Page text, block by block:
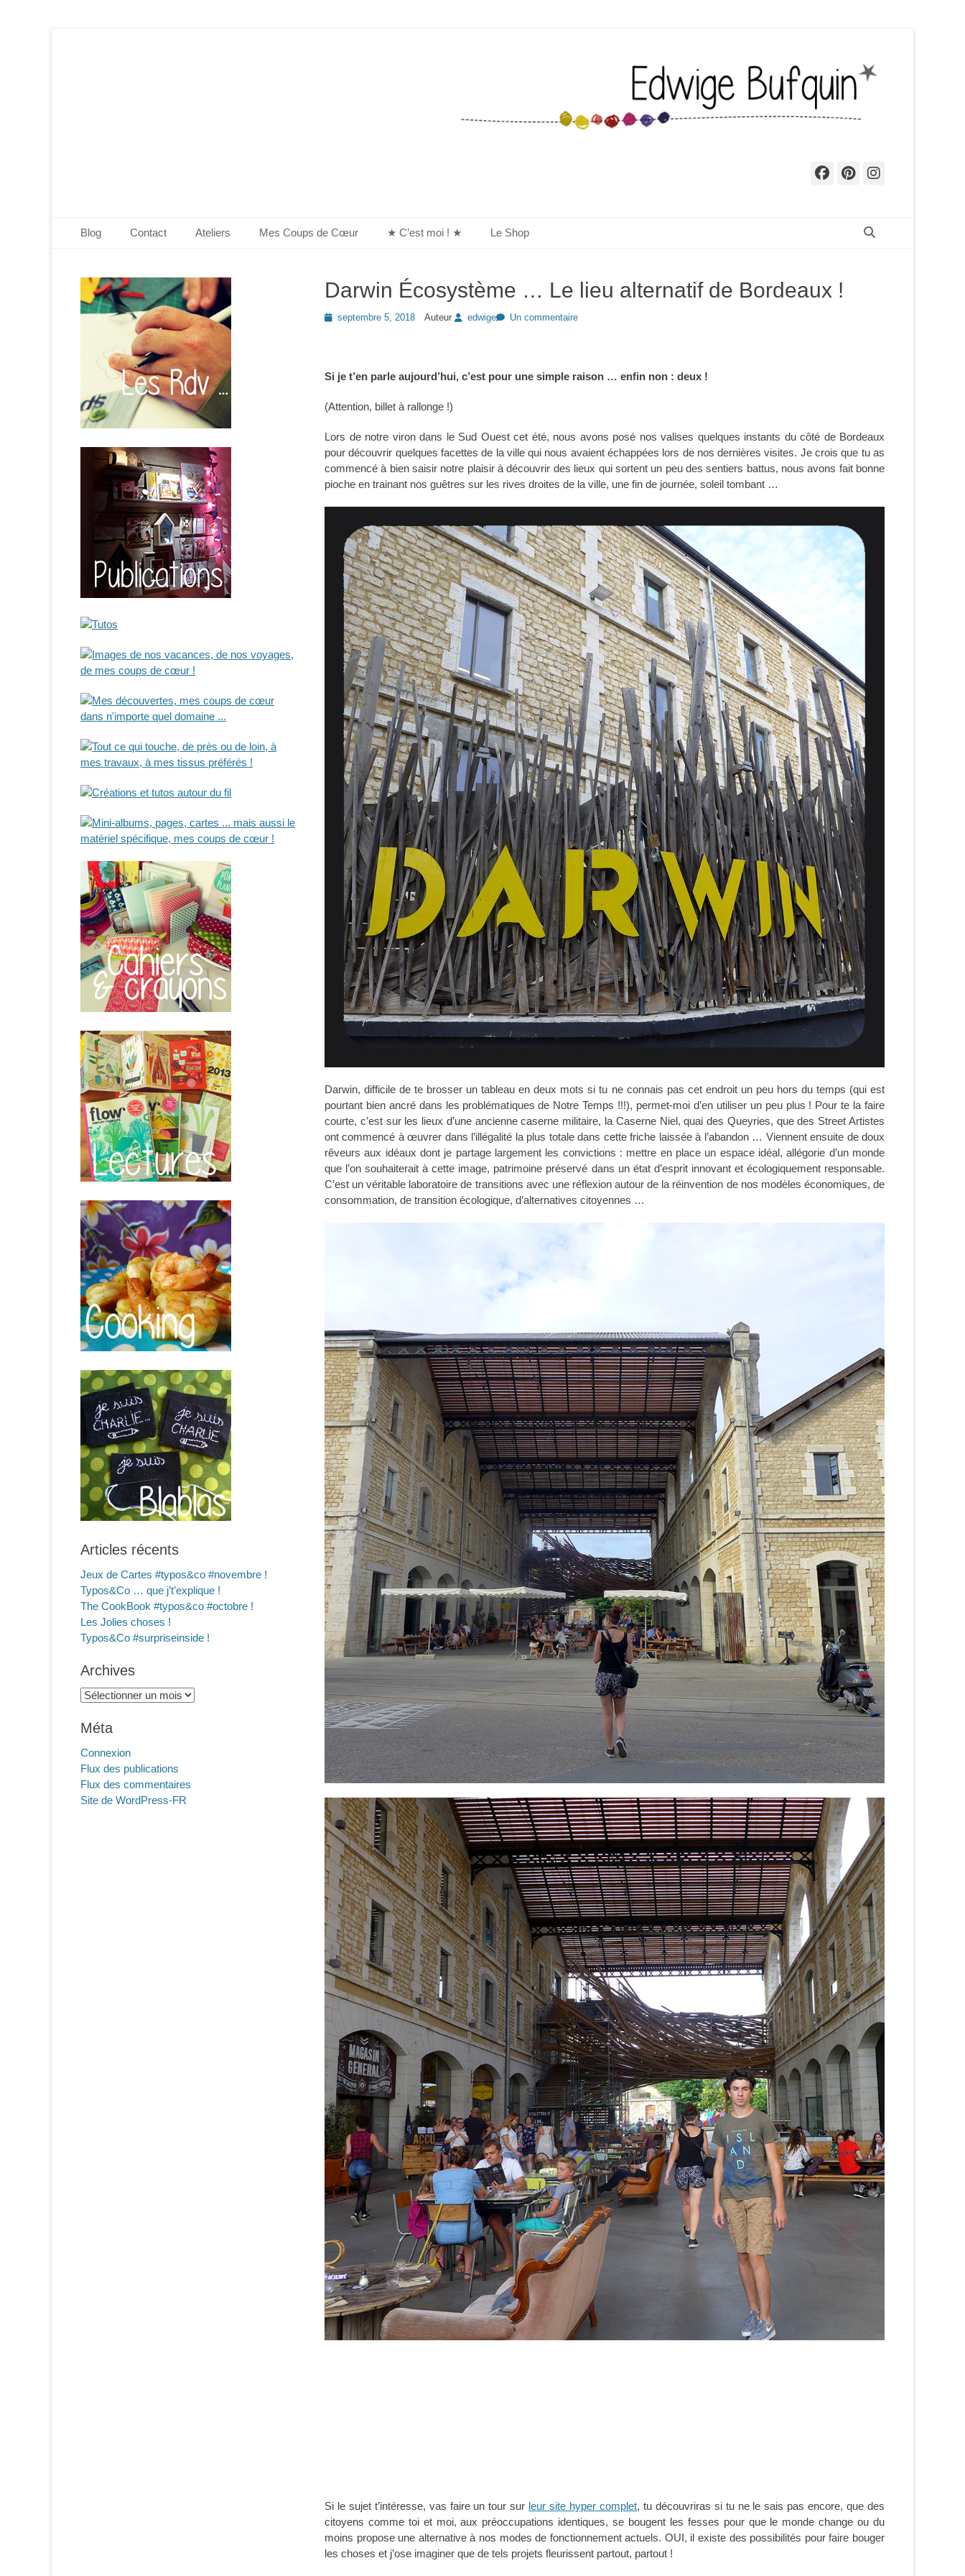
Facebook
Pinterest
Menu principal
Blog Contact Ateliers Mes Coups de Cœur ★ C’est moi ! ★ Le Shop
Darwin Écosystème … Le lieu alternatif de Bordeaux !
Postedseptembre 5, 2018 Auteur edwige Un commentaire
Si je t’en parle aujourd’hui, c’est pour une simple raison … enfin non : deux !
(Attention, billet à rallonge !)
Lors de notre viron dans le Sud Ouest cet été, nous avons posé nos valises quelques instants du côté de Bordeaux
pour découvrir quelques facettes de la ville qui nous avaient échappées lors de nos dernières visites. Je crois que tu as
commencé à bien saisir notre plaisir à découvrir des lieux qui sortent un peu des sentiers battus, nous avons fait bonne
pioche en trainant nos guêtres sur les rives droites de la ville, une fin de journée, soleil tombant …
Darwin, difficile de te brosser un tableau en deux mots si tu ne connais pas cet endroit un peu hors du temps (qui est
pourtant bien ancré dans les problématiques de Notre Temps !!!), permet-moi d’en utiliser un peu plus ! Pour te la faire
courte, c’est sur les lieux d’une ancienne caserne militaire, la Caserne Niel, quai des Queyries, que des Street Artistes
ont commencé à œuvrer dans l’illégalité la plus totale dans cette friche laissée à l’abandon … Viennent ensuite de doux
rêveurs aux idéaux dont je partage largement les convictions : mettre en place un espace idéal, allégorie d’un monde
que l’on souhaiterait à cette image, patrimoine préservé dans un état d’esprit innovant et écologiquement responsable.
C’est un véritable laboratoire de transitions avec une réflexion autour de la réinvention de nos modèles économiques, de
consommation, de transition écologique, d’alternatives citoyennes …
Si le sujet t’intéresse, vas faire un tour sur leur site hyper complet, tu découvriras si tu ne le sais pas encore, que des
citoyens comme toi et moi, aux préoccupations identiques, se bougent les fesses pour que le monde change ou du
moins propose une alternative à nos modes de fonctionnement actuels. OUI, il existe des possibilités pour faire bouger
les choses et j’ose imaginer que de tels projets fleurissent partout, partout !
Articles récents
Jeux de Cartes #typos&co #novembre !
Typos&Co … que j’t’explique !
The CookBook #typos&co #octobre !
Les Jolies choses !
Typos&Co #surpriseinside !
Archives
Archives
Méta
Connexion
Flux des publications
Flux des commentaires
Site de WordPress-FR